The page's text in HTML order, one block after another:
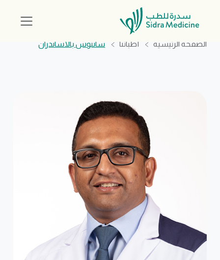
الصفحة الرئيسية أطبائنا سانتوش بالاشاندران